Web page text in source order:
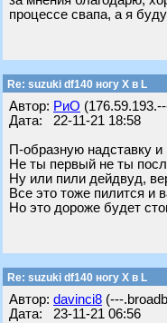
процессе свапа, а я
Re: suzuki df140 ногу X в L
Автор: РиО
Дата: 22-11-21 18:58
П-образную надставку
Не ты первый не ты
Ну или пили дейдвуд,
Все это тоже пилится и
Но это дороже будет
Re: suzuki df140 ногу X в L
Автор: davinci8 (---
Дата: 23-11-21 06:56